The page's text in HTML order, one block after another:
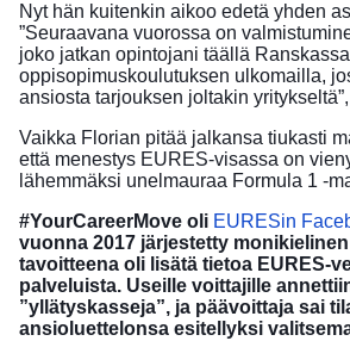
Nyt hän kuitenkin aikoo edetä yhden
”Seuraavana vuorossa on
joko jatkan opintojani täällä
oppisopimuskoulutuksen ulkomailla,
ansiosta tarjouksen joltakin
Vaikka Florian pitää jalkansa tiukasti
että menestys EURES-visassa on
lähemmäksi unelmauraa Formula 1 -
#YourCareerMove oli EURESin
vuonna 2017 järjestetty
tavoitteena oli lisätä tietoa EURES-
palveluista. Useille voittajille
”yllätyskasseja”, ja päävoittaja sai
ansioluettelonsa esitellyksi